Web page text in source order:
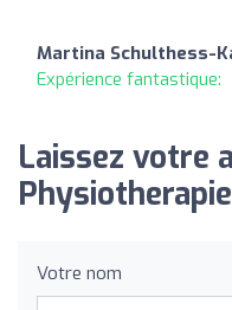
Martina Schulthess-
Expérience fantastique:
Laissez votre
Votre nom